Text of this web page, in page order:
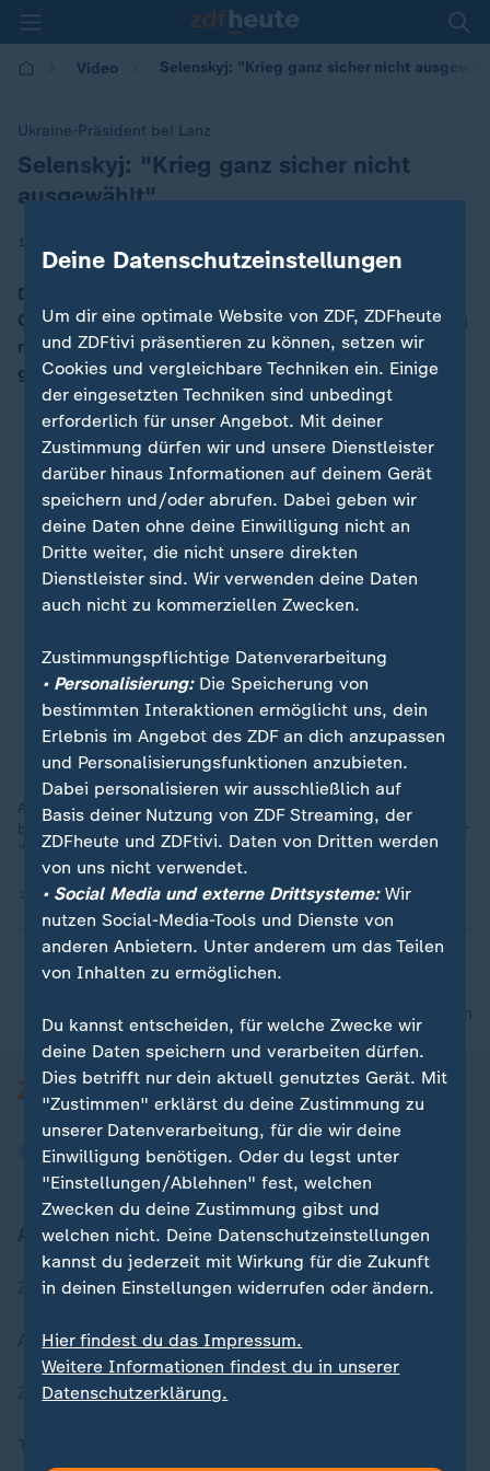
Video Selenskyj: "Krieg ganz sicher nicht
Ukraine-Präsident bei Lanz
:
Selenskyj: "Krieg ganz sicher nicht
ausgewählt"
15.12.2025 | 19:31
Der ukrainische Präsident Selenskyj betont im
Gespräch mit Markus Lanz, dass die Ukraine den Krieg
nicht ausgewählt habe. Er schaue in die Zukunft und
glaube an die Ukraine.
Auf zwei Fotos aus dem Jahr 2019, die Markus Lanz ihm zeigt,
bezeichnet sich Selensky selbst als "normalen Menschen", der
"jünger" aussieht als heute.
15.12.2025 | 1:09 min
nach oben
Aktuell bei ZDFheute
Zuletzt veröffentlicht
Aktuelle Sendungs-Videos
ZDFheute Stories
Deine Datenschutzeinstellungen
Um dir eine optimale Website von ZDF, ZDFheute
und ZDFtivi präsentieren zu können, setzen wir
Cookies und vergleichbare Techniken ein. Einige
der eingesetzten Techniken sind unbedingt
erforderlich für unser Angebot. Mit deiner
Zustimmung dürfen wir und unsere Dienstleister
darüber hinaus Informationen auf deinem Gerät
speichern und/oder abrufen. Dabei geben wir
deine Daten ohne deine Einwilligung nicht an
Dritte weiter, die nicht unsere direkten
Dienstleister sind. Wir verwenden deine Daten
auch nicht zu kommerziellen Zwecken.
Zustimmungspflichtige Datenverarbeitung
• Personalisierung:Die Speicherung von
bestimmten Interaktionen ermöglicht uns, dein
Erlebnis im Angebot des ZDF an dich anzupassen
und Personalisierungsfunktionen anzubieten.
Dabei personalisieren wir ausschließlich auf
Basis deiner Nutzung von ZDF Streaming, der
ZDFheute und ZDFtivi. Daten von Dritten werden
von uns nicht verwendet.
• Social Media und externe Drittsysteme:Wir
nutzen Social-Media-Tools und Dienste von
anderen Anbietern. Unter anderem um das Teilen
von Inhalten zu ermöglichen.
Du kannst entscheiden, für welche Zwecke wir
deine Daten speichern und verarbeiten dürfen.
Dies betrifft nur dein aktuell genutztes Gerät. Mit
"Zustimmen" erklärst du deine Zustimmung zu
unserer Datenverarbeitung, für die wir deine
Einwilligung benötigen. Oder du legst unter
"Einstellungen/Ablehnen" fest, welchen
Zwecken du deine Zustimmung gibst und
welchen nicht. Deine Datenschutzeinstellungen
kannst du jederzeit mit Wirkung für die Zukunft
in deinen Einstellungen widerrufen oder ändern.
Hier findest du das Impressum.
Weitere Informationen findest du in unserer
Datenschutzerklärung.